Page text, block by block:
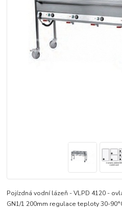
Pojízdná vodní lázeň - VLPD 4120 -
GN1/1 200mm regulace teploty 30-